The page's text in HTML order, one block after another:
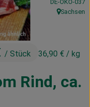
Rind, ca.
/ Stück 36,90 € / kg
DE-ÖKO-037
, Herkunft:
Sachsen